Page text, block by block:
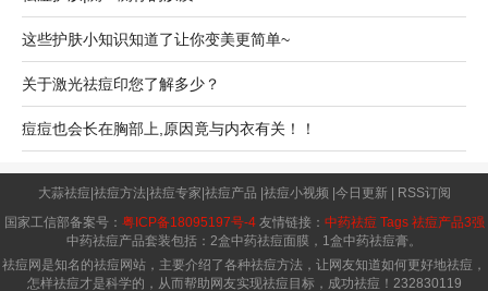
这些护肤小知识知道了让你变美更简单~
关于激光祛痘印您了解多少？
痘痘也会长在胸部上,原因竟与内衣有关！！
大蒜祛痘 祛痘方法 祛痘专家 祛痘产品 祛痘小视频 今日更新|
RSS订阅
国家工信部备案号： 粤ICP备18095197号-4友情链接： 中药祛痘 Tags 祛痘产品3强
中药祛痘产品套装包括：2盒中药祛痘面膜，1盒中药祛痘膏。
祛痘网是知名的祛痘网站，主要介绍了各种祛痘方法，让网友知道如何更好地祛痘，
怎样祛痘才是科学的，从而帮助网友实现祛痘目标，成功祛痘！ 232830119